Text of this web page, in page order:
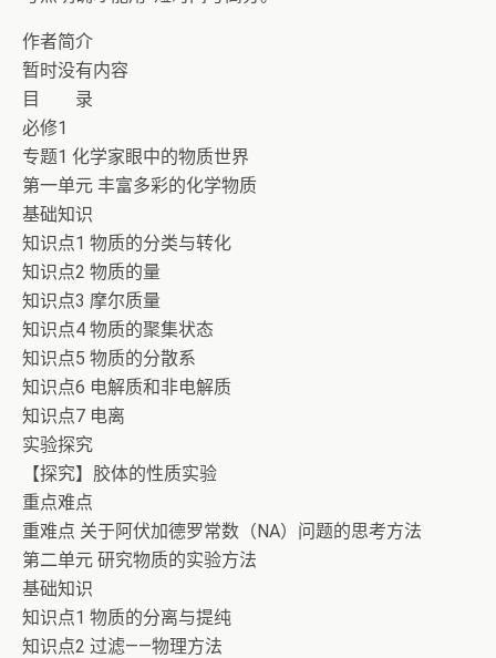
作者简介
暂时没有内容
目 录
必修1
专题1 化学家眼中的物质世界
第一单元 丰富多彩的化学物质
基础知识
知识点1 物质的分类与转化
知识点2 物质的量
知识点3 摩尔质量
知识点4 物质的聚集状态
知识点5 物质的分散系
知识点6 电解质和非电解质
知识点7 电离
实验探究
【探究】胶体的性质实验
重点难点
重难点 关于阿伏加德罗常数（NA）问题的思考方法
第二单元 研究物质的实验方法
基础知识
知识点1 物质的分离与提纯
知识点2 过滤——物理方法